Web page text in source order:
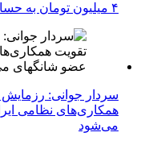
۴ میلیون تومان به حساب هر شهروند ایرانی واریز شد
همکاری‌های نظامی
می‌شود